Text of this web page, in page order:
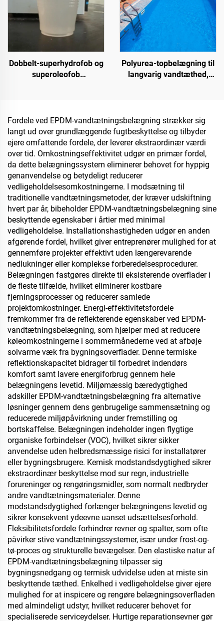
Dobbelt-superhydrofob og
superoleofob
eller i andre scenarier,
hvor hydrofobe og
oleofobe egenskaber
kræves
Polyurea-topbelægning til
langvarig vandtæthed,
Fordele ved EPDM-vandtætningsbelægning strækker sig
langt ud over grundlæggende fugtbeskyttelse og tilbyder
ejere omfattende fordele, der leverer ekstraordinær værdi
over tid. Omkostningseffektivitet udgør en primær fordel,
da dette belægningssystem eliminerer behovet for hyppig
genanvendelse og betydeligt reducerer
vedligeholdelsesomkostningerne. I modsætning til
traditionelle vandtætningsmetoder, der kræver udskiftning
hvert par år, bibeholder EPDM-vandtætningsbelægning sine
beskyttende egenskaber i årtier med minimal
vedligeholdelse. Installationshastigheden udgør en anden
afgørende fordel, hvilket giver entreprenører mulighed for at
gennemføre projekter effektivt uden længerevarende
nedlukninger eller komplekse forberedelsesprocedurer.
Belægningen fastgøres direkte til eksisterende overflader i
de fleste tilfælde, hvilket eliminerer kostbare
fjerningsprocesser og reducerer samlede
projektomkostninger. Energi-effektivitetsfordele
fremkommer fra de reflekterende egenskaber ved EPDM-
vandtætningsbelægning, som hjælper med at reducere
køleomkostningerne i sommermånederne ved at afbøje
solvarme væk fra bygningsoverflader. Denne termiske
reflektionskapacitet bidrager til forbedret indendørs
komfort samt lavere energiforbrug gennem hele
belægningens levetid. Miljømæssig bæredygtighed
adskiller EPDM-vandtætningsbelægning fra alternative
løsninger gennem dens genbrugelige sammensætning og
reducerede miljøpåvirkning under fremstilling og
bortskaffelse. Belægningen indeholder ingen flygtige
organiske forbindelser (VOC), hvilket sikrer sikker
anvendelse uden helbredsmæssige risici for installatører
eller bygningsbrugere. Kemisk modstandsdygtighed sikrer
ekstraordinær beskyttelse mod sur regn, industrielle
forureninger og rengøringsmidler, som normalt nedbryder
andre vandtætningsmaterialer. Denne
modstandsdygtighed forlænger belægningens levetid og
sikrer konsekvent ydeevne uanset udsættelsesforhold.
Fleksibilitetsfordele forhindrer revner og spalter, som ofte
påvirker stive vandtætningssystemer, især under frost-og-
tø-proces og strukturelle bevægelser. Den elastiske natur af
EPDM-vandtætningsbelægning tilpasser sig
bygningsnedgang og termisk udvidelse uden at miste sin
beskyttende tæthed. Enkelhed i vedligeholdelse giver ejere
mulighed for at inspicere og rengøre belægningsoverfladen
med almindeligt udstyr, hvilket reducerer behovet for
specialiserede serviceydelser. Hurtige reparationsevner gør